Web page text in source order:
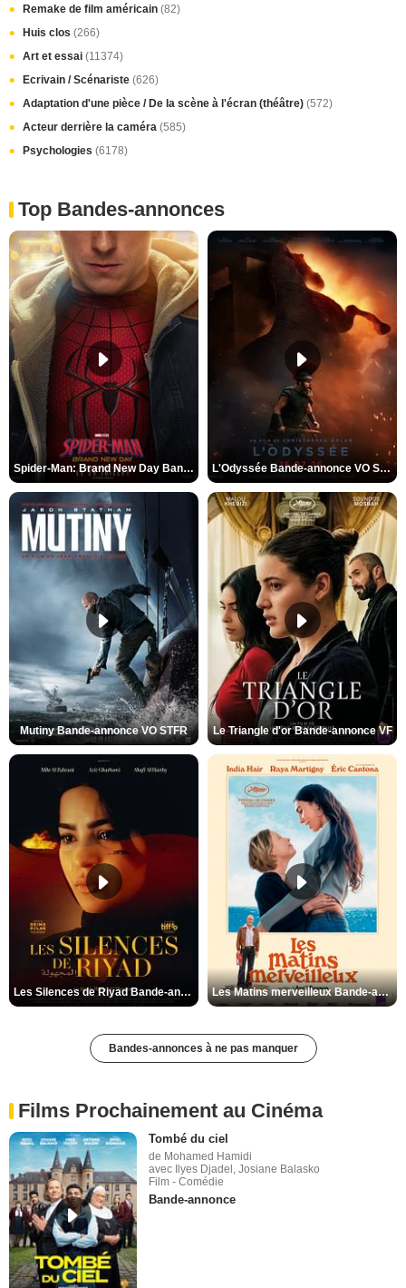
Remake de film américain (82)
Huis clos (266)
Art et essai (11374)
Ecrivain / Scénariste (626)
Adaptation d'une pièce / De la scène à l'écran (théâtre) (572)
Acteur derrière la caméra (585)
Psychologies (6178)
Top Bandes-annonces
Spider-Man: Brand New Day Bande-annonce VO STFR L'Odyssée Bande-annonce VO STFR
Mutiny Bande-annonce VO STFR Le Triangle d'or Bande-annonce VF
Les Silences de Riyad Bande-annonce VO STFR Les Matins merveilleux Bande-annonce VF
Bandes-annonces à ne pas manquer
Films Prochainement au Cinéma
Tombé du ciel
de Mohamed Hamidi
avec Ilyes Djadel, Josiane Balasko
Film - Comédie
Bande-annonce